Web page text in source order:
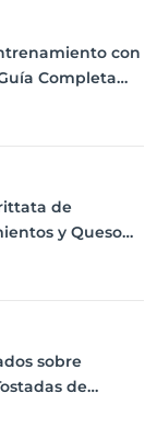
con
Completa
de
y Queso
sobre
de